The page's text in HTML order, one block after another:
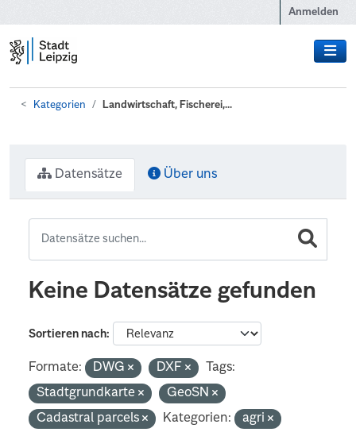
Anmelden
Kategorien Landwirtschaft, Fischerei,...
Datensätze Über uns
Keine Datensätze gefunden
Sortieren nach
Formate: DWG DXF
Tags:
Stadtgrundkarte
GeoSN
Cadastral parcels
Kategorien: agri